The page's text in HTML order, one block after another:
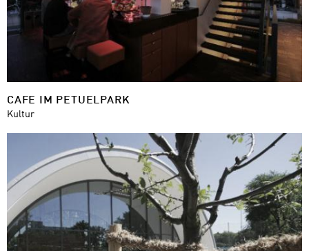
CAFE IM PETUELPARK
Kultur